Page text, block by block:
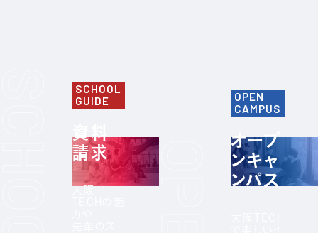
SCHOOL
GUIDE
資料
請求
大阪
OPEN
CAMPUS
オープ
ンキャ
ンパス
で楽しいイ